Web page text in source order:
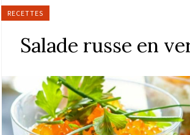
RECETTES
Salade russe en